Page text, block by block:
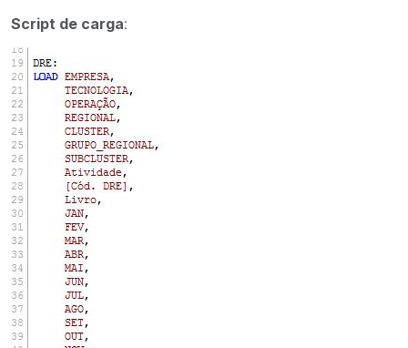
Script de carga: